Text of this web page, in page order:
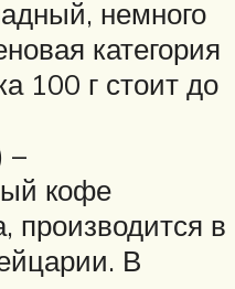
немного
категория
100 г стоит до
–
кофе
производится в
В